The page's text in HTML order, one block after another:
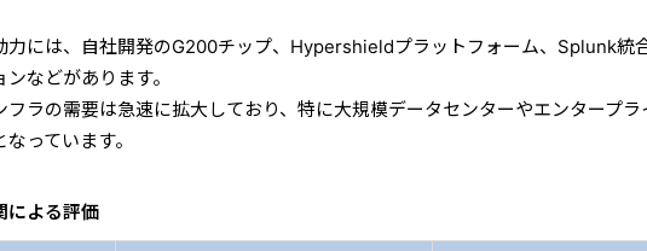
力には、自社開発のG200チップ、Hypershieldプラットフォーム、Splunk統
などがあります。
フラの需要は急速に拡大しており、特に大規模データセンターやエンタープラ
っています。
による評価